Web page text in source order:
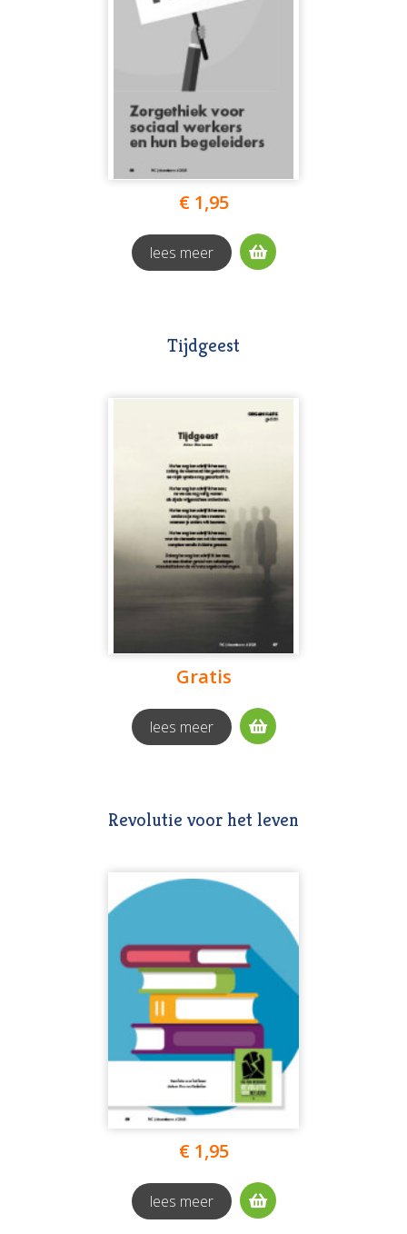
€ 1,95
lees meer
Tijdgeest
Gratis
lees meer
Revolutie voor het leven
€ 1,95
lees meer